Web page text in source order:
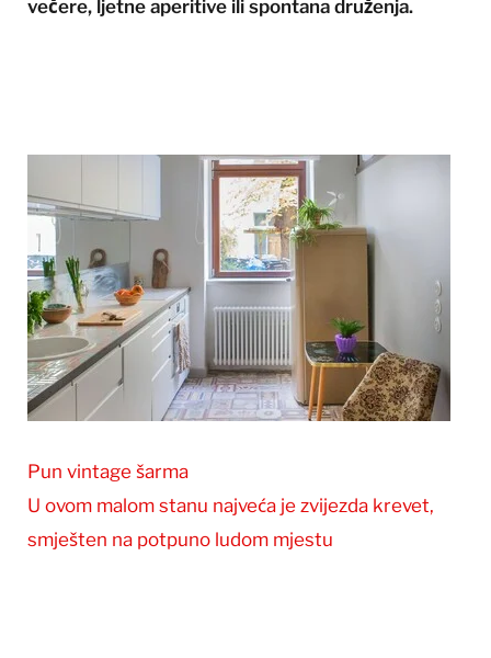
večere, ljetne aperitive ili spontana druženja.
Pun vintage šarma
U ovom malom stanu najveća je zvijezda krevet,
smješten na potpuno ludom mjestu